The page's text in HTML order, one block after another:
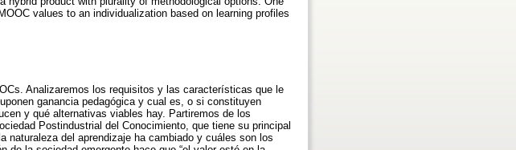
values to an individualization based on learning profiles
Analizaremos los requisitos y las características que le
ganancia pedagógica y cual es, o si constituyen
y qué alternativas viables hay. Partiremos de los
Postindustrial del Conocimiento, que tiene su principal
naturaleza del aprendizaje ha cambiado y cuáles son los